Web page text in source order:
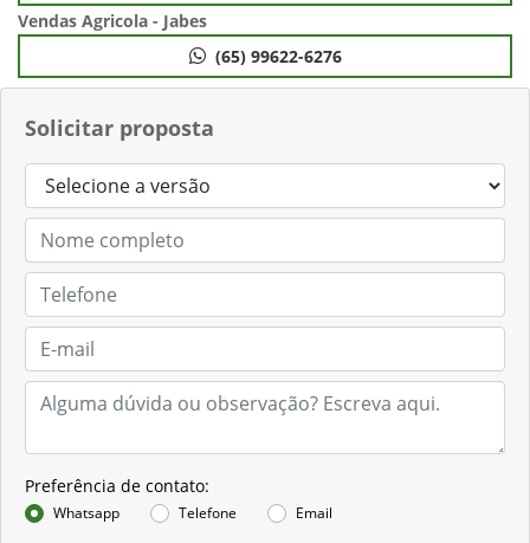
Solicitar proposta
Preferência de contato:
Whatsapp Telefone Email
Vendas Agricola - Jabes
(65) 99622-6276